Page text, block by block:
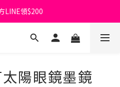
運費🚚
LINE領$200
_買一送一
陽眼鏡墨鏡